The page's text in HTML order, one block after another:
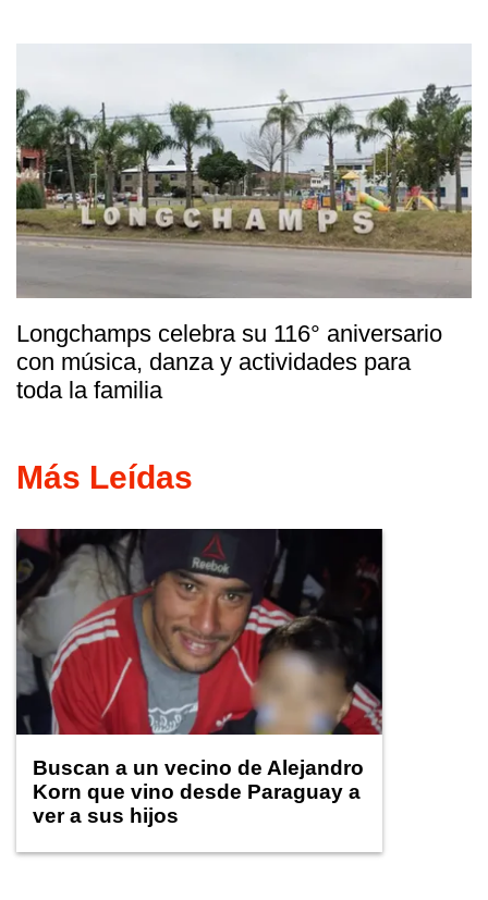
Longchamps celebra su 116° aniversario
con música, danza y actividades para
toda la familia
Más Leídas
Buscan a un vecino de Alejandro
Korn que vino desde Paraguay a
ver a sus hijos